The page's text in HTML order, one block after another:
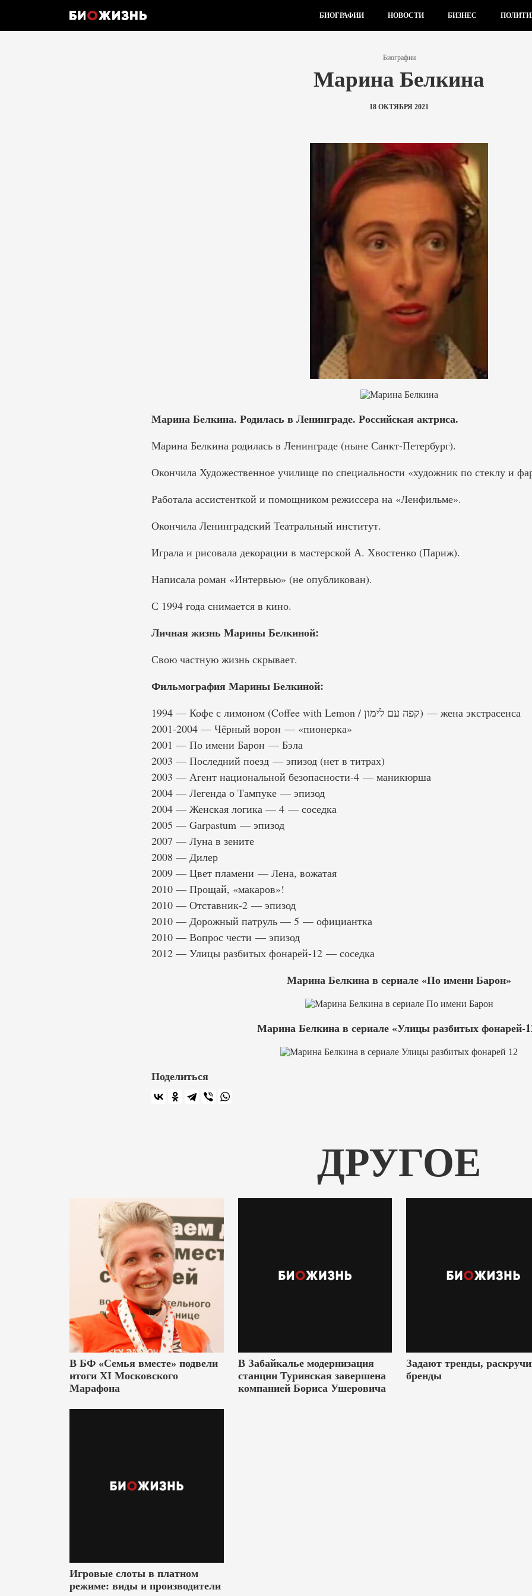
БИОГРАФИИ НОВОСТИ БИЗНЕС
Биографии
Марина Белкина
18 ОКТЯБРЯ 2021
Марина Белкина. Родилась в Ленинграде. Российская актриса.
Марина Белкина родилась в Ленинграде (ныне Санкт-Петербург).
Окончила Художественное училище по специальности «художник по стеклу и
Работала ассистенткой и помощником режиссера на «Ленфильме».
Окончила Ленинградский Театральный институт.
Играла и рисовала декорации в мастерской А. Хвостенко (Париж).
Написала роман «Интервью» (не опубликован).
С 1994 года снимается в кино.
Личная жизнь Марины Белкиной:
Свою частную жизнь скрывает.
Фильмография Марины Белкиной:
1994 — Кофе с лимоном (Coffee with Lemon / קפה עם לימון) — жена экстрасенса
2001-2004 — Чёрный ворон — «пионерка»
2001 — По имени Барон — Бэла
2003 — Последний поезд — эпизод (нет в титрах)
2003 — Агент национальной безопасности-4 — маникюрша
2004 — Легенда о Тампуке — эпизод
2004 — Женская логика — 4 — соседка
2005 — Garpastum — эпизод
2007 — Луна в зените
2008 — Дилер
2009 — Цвет пламени — Лена, вожатая
2010 — Прощай, «макаров»!
2010 — Отставник-2 — эпизод
2010 — Дорожный патруль — 5 — официантка
2010 — Вопрос чести — эпизод
2012 — Улицы разбитых фонарей-12 — соседка
Марина Белкина в сериале «По имени Барон»
Марина Белкина в сериале «Улицы разбитых фонарей-
Поделиться
ДРУГОЕ
В БФ «Семья вместе» подвели
итоги XI Московского
Марафона
В Забайкалье модернизация
станции Туринская завершена
компанией Бориса Ушеровича
Задают тренды,
бренды
Игровые слоты в платном
режиме: виды и производители